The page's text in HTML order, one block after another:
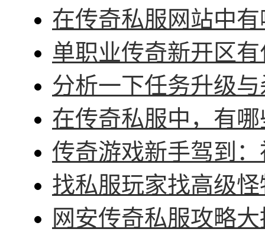
在传奇私服网站中
单职业传奇新开区
分析一下任务升级
在传奇私服中，有
传奇游戏新手驾到
找私服玩家找高级
网安传奇私服攻略